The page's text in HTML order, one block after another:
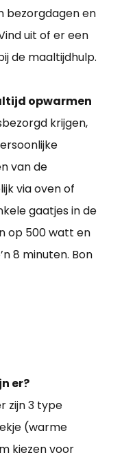
bezorgdagen en
uit of er een
de maaltijdhulp.
opwarmen
krijgen,
van de
via oven of
gaatjes in de
op 500 watt en
8 minuten. Bon
er?
zijn 3 type
(warme
kiezen voor